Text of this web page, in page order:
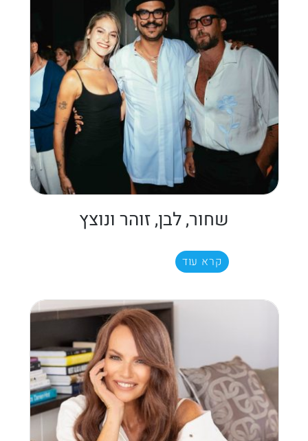
שחור, לבן, זוהר ונוצץ
קרא עוד